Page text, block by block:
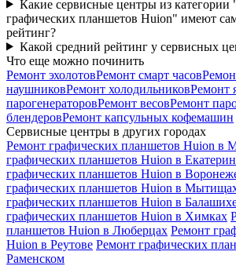
Какие сервисные центры из категории
графических планшетов Huion" имеют
рейтинг?
Какой средний рейтинг у сервисных
Что еще можно починить
Ремонт эхолотовРемонт смарт часов
наушниковРемонт холодильниковРемонт
парогенераторовРемонт весовРемонт
блендеровРемонт капсульных кофемашин
Сервисные центры в других городах
Ремонт графических планшетов Huion в
графических планшетов Huion в
графических планшетов Huion в
графических планшетов Huion в
графических планшетов Huion в
графических планшетов Huion в Химках
планшетов Huion в Люберцах Ремонт
Huion в Реутове Ремонт графических
Раменском